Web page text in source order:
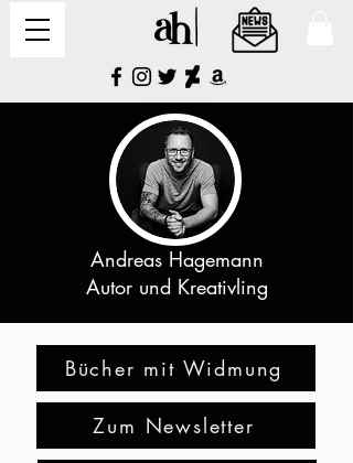
Andreas Hagemann
Autor und Kreativling
Bücher mit Widmung
Zum Newsletter